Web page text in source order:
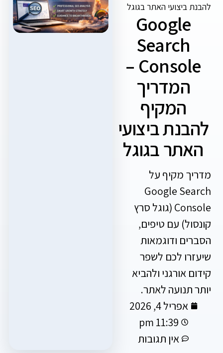
האתר בגוגל
Search
Console –
המדריך
המקיף
ביצועי
בגוגל
מקיף על
Google
Console (גוגל סרץ
עם טיפים,
ודוגמאות
לכם לשפר
אורגני ולהביא
לאתר.
אפריל 4, 2026
אין תגובות